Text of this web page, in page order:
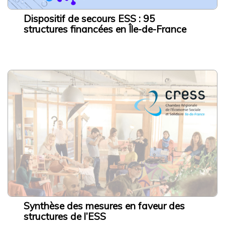
Dispositif de secours ESS : 95
structures financées en Île-de-France
Synthèse des mesures en faveur des
structures de l’ESS